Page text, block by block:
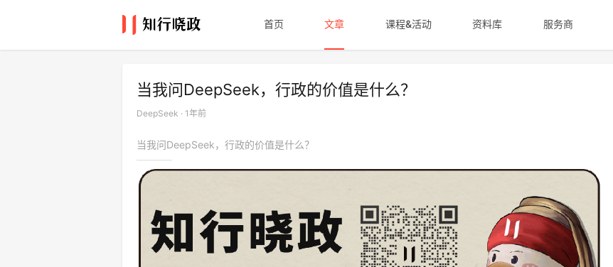
首页 文章 课程&活动 资料库 服务商
当我问DeepSeek，行政的价值是什么？
DeepSeek · 1年前
当我问DeepSeek，行政的价值是什么？